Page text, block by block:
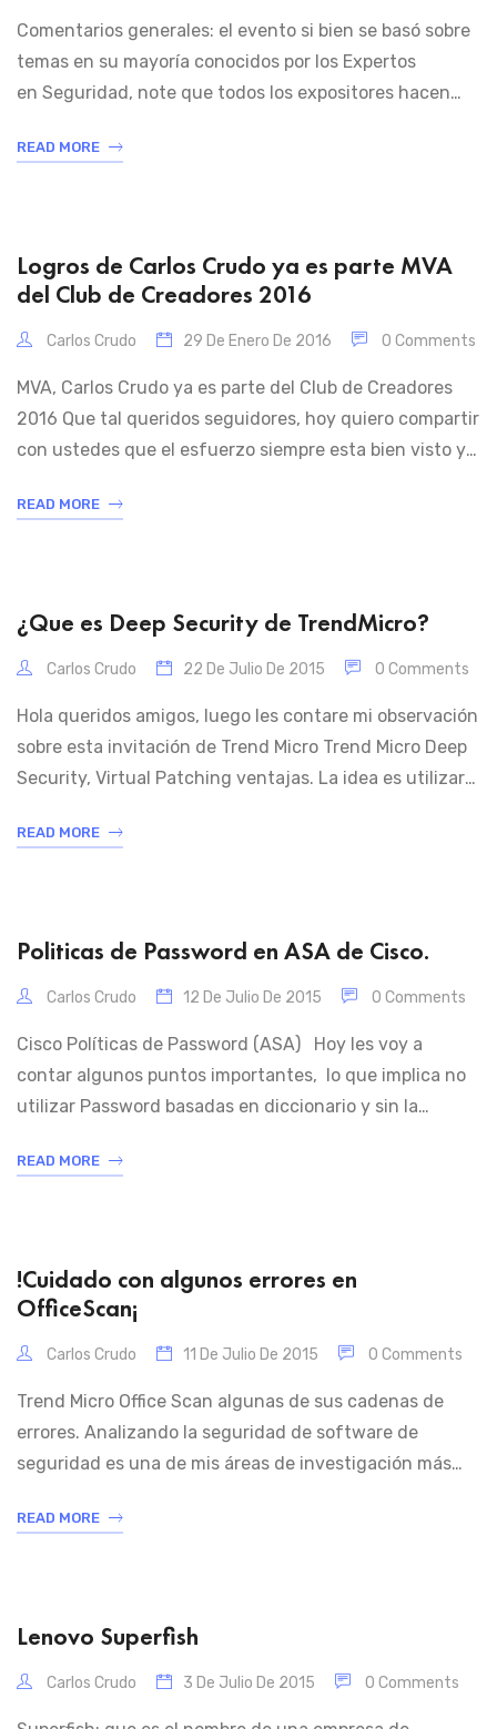
Comentarios generales: el evento si bien se basó sobre
temas en su mayoría conocidos por los Expertos
en Seguridad, note que todos los expositores hacen
tomó a la Nube como algo imposible!!! se habló que la
READ MORE
Logros de Carlos Crudo ya es parte MVA
del Club de Creadores 2016
Carlos Crudo 29 De Enero De 2016 0 Comments
MVA, Carlos Crudo ya es parte del Club de Creadores
2016 Que tal queridos seguidores, hoy quiero compartir
con ustedes que el esfuerzo siempre esta bien visto y
Academia Virtual de Microsoft por el reconocimiento a
READ MORE
¿Que es Deep Security de TrendMicro?
Carlos Crudo 22 De Julio De 2015 0 Comments
Hola queridos amigos, luego les contare mi observación
sobre esta invitación de Trend Micro Trend Micro Deep
Security, Virtual Patching ventajas. La idea es utilizar
O Deep Security Virtual Patch está pensado a nivel
READ MORE
Politicas de Password en ASA de Cisco.
Carlos Crudo 12 De Julio De 2015 0 Comments
Cisco Políticas de Password (ASA) Hoy les voy a
contar algunos puntos importantes, lo que implica no
utilizar Password basadas en diccionario y sin la
NOTA: Evitar usar contraseñas que puedan estar
READ MORE
!Cuidado con algunos errores en
OfficeScan¡
Carlos Crudo 11 De Julio De 2015 0 Comments
Trend Micro Office Scan algunas de sus cadenas de
errores. Analizando la seguridad de software de
seguridad es una de mis áreas de investigación más
originalmente significaba para proteger sus sistemas
READ MORE
Lenovo Superfish
Carlos Crudo 3 De Julio De 2015 0 Comments